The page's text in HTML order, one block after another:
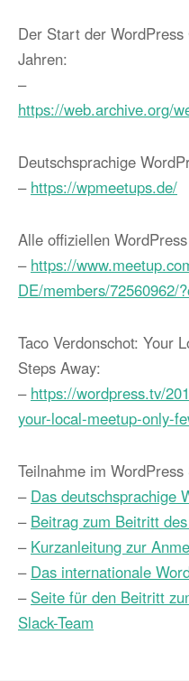
Der Start der
Jahren:
–
https://web.archive.org/
Deutschsprachige
– https://wpmeetups.de/
Alle offiziellen
– https://
DE/members/72560962/
Taco Verdonschot: Your
Steps Away:
– https://wordpress.tv/
your-local-meetup-only-
Teilnahme im WordPress
– Das deutschsprachige
– Beitrag zum Beitritt
– Kurzanleitung zur
– Das internationale
– Seite für den Beitritt
Slack-Team